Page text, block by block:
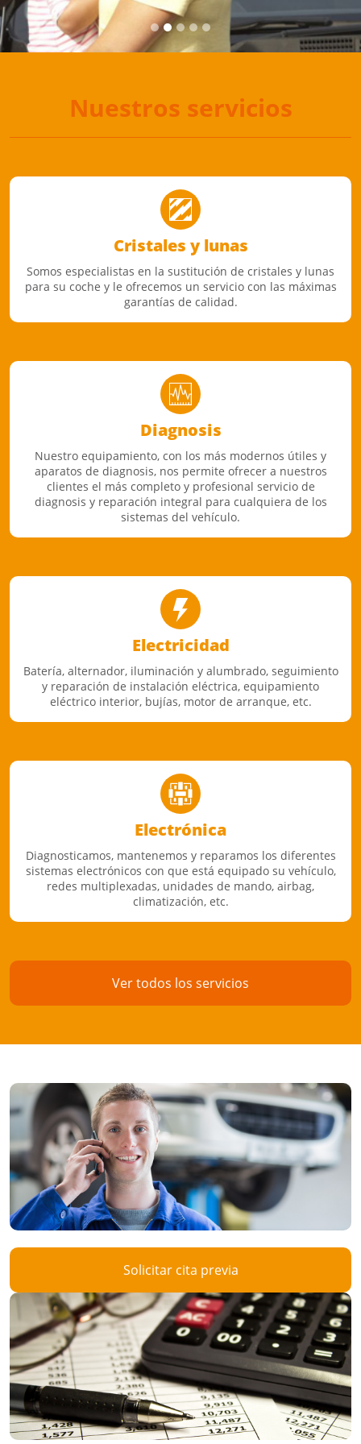
Nuestros servicios
Cristales y lunas
Somos especialistas en la sustitución de cristales y lunas
para su coche y le ofrecemos un servicio con las máximas
garantías de calidad.
Diagnosis
Nuestro equipamiento, con los más modernos útiles y
aparatos de diagnosis, nos permite ofrecer a nuestros
clientes el más completo y profesional servicio de
diagnosis y reparación integral para cualquiera de los
sistemas del vehículo.
Electricidad
Batería, alternador, iluminación y alumbrado, seguimiento
y reparación de instalación eléctrica, equipamiento
eléctrico interior, bujías, motor de arranque, etc.
Electrónica
Diagnosticamos, mantenemos y reparamos los diferentes
sistemas electrónicos con que está equipado su vehículo,
redes multiplexadas, unidades de mando, airbag,
climatización, etc.
Ver todos los servicios
Solicitar cita previa